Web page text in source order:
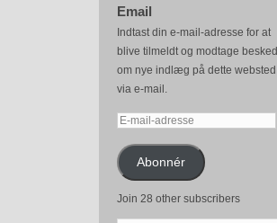
Email
Indtast din e-mail-adresse for at
blive tilmeldt og modtage besked
om nye indlæg på dette websted
via e-mail.
E-
adresseAbonnér
Join 28 other subscribers